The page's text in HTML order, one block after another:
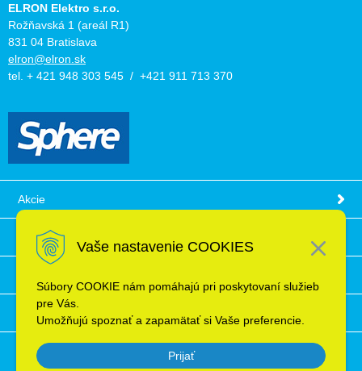
Vaše nastavenie COOKIES
Súbory COOKIE nám pomáhajú pri poskytovaní služieb
pre Vás.
Umožňujú spoznať a zapamätať si Vaše preferencie.
Prijať
ELRON Elektro s.r.o.
Rožňavská 1 (areál R1)
831 04 Bratislava
elron@elron.sk
tel. + 421 948 303 545 / +421 911 713 370
Akcie
Obchodné podmienky
Ochrana osobných údajov